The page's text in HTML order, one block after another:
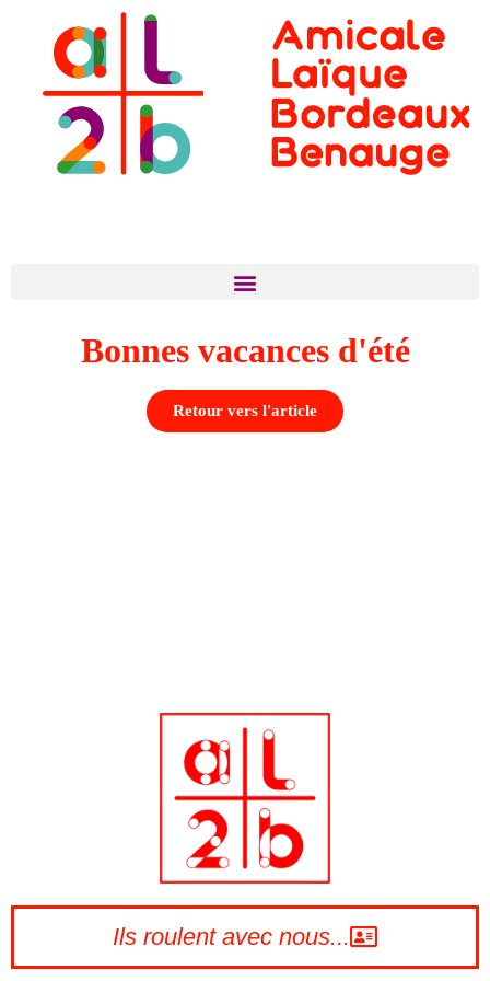
Bonnes vacances d'été
Retour vers l'article
Ils roulent avec nous...